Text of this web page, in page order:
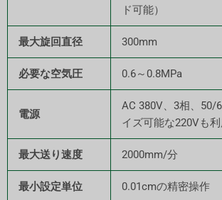
ド可能）
最大旋回直径 300mm
必要な空気圧 0.6～0.8MPa
電源
AC 380V、3相、50/
イズ可能な220Vも利
最大送り速度 2000mm/分
最小設定単位 0.01cmの精密操作